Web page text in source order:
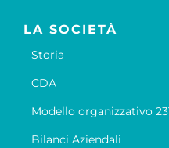
LA SOCIETÀ
Storia
CDA
Modello organizzativo
Bilanci Aziendali